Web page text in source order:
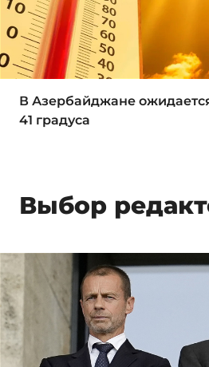
В Азербайджане
41 градуса
Выбор